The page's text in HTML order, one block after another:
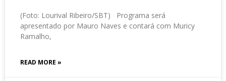
(Foto: Lourival Ribeiro/SBT) Programa será
apresentado por Mauro Naves e contará com Muricy
Ramalho,
READ MORE »